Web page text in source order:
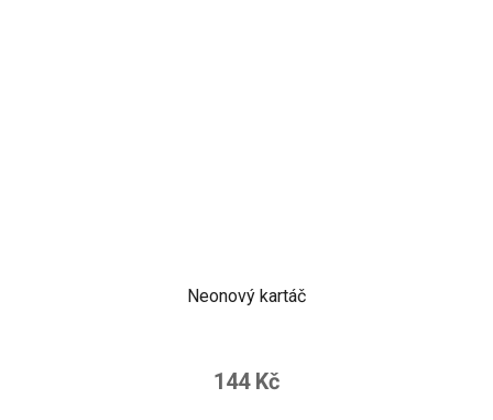
Neonový kartáč
144 Kč